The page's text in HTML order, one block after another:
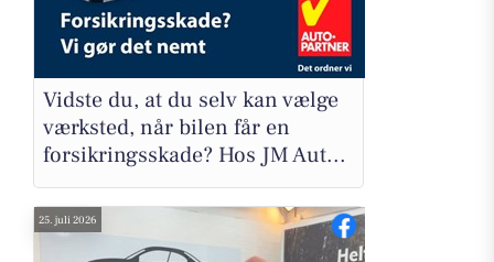
Vidste du, at du selv kan vælge
værksted, når bilen får en
forsikringsskade? Hos JM Aut...
25. juli 2026